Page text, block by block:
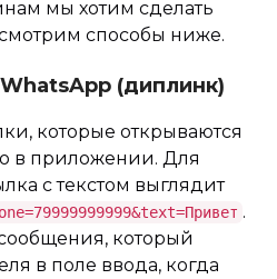
мы хотим сделать
способы ниже.
(диплинк)
которые открываются
в приложении. Для
с текстом выглядит
.
который
в поле ввода, когда